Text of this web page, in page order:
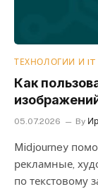
ТЕХНОЛОГИИ И IT
Как
05.07.2026 By
Midjourney
рекламные,
по текстовому